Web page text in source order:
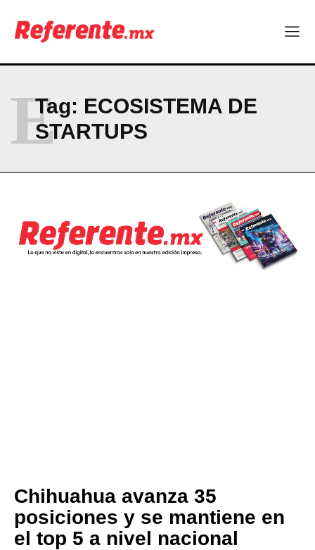
Company
CONTACT
PRIVACY POLICY
NEWSLETTER
Tag: ECOSISTEMA DE
STARTUPS
E
Chihuahua avanza 35
posiciones y se mantiene en
el top 5 a nivel nacional